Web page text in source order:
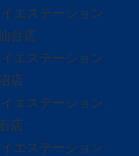
イエステーション
台店
イエステーション
店
イエステーション
店
イエステーション